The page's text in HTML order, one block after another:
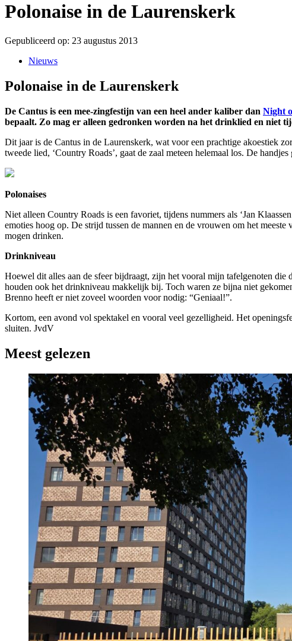
Polonaise in de Laurenskerk
Gepubliceerd op: 23 augustus 2013
Nieuws
Polonaise in de Laurenskerk
De Cantus is een mee-zingfestijn van een heel ander kaliber dan Night
bepaalt. Zo mag er alleen gedronken worden na het drinklied en niet
Dit jaar is de Cantus in de Laurenskerk, wat voor een prachtige akoestiek
tweede lied, ‘Country Roads’, gaat de zaal meteen helemaal los. De
Polonaises
Niet alleen Country Roads is een favoriet, tijdens nummers als ‘Jan
emoties hoog op. De strijd tussen de mannen en de vrouwen om het
mogen drinken.
Drinkniveau
Hoewel dit alles aan de sfeer bijdraagt, zijn het vooral mijn tafelgenoten
houden ook het drinkniveau makkelijk bij. Toch waren ze bijna niet
Brenno heeft er niet zoveel woorden voor nodig: “Geniaal!”.
Kortom, een avond vol spektakel en vooral veel gezelligheid. Het
sluiten. JvdV
Meest gelezen